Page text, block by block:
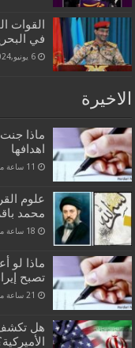
القوات
في
6 يونيو,2024
الاخيرة
ماذا
اهدافها
علوم
محمد
ماذا لو
تصبح
هل تكشف